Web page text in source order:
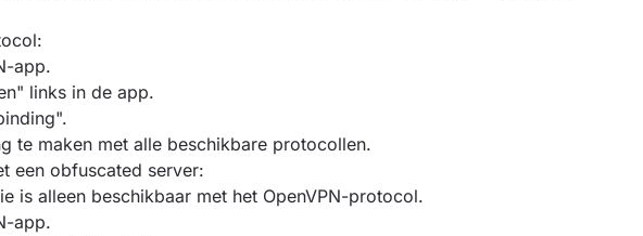
app.
links in de app.
te maken met alle beschikbare protocollen.
een obfuscated server:
is alleen beschikbaar met het OpenVPN-protocol.
app.